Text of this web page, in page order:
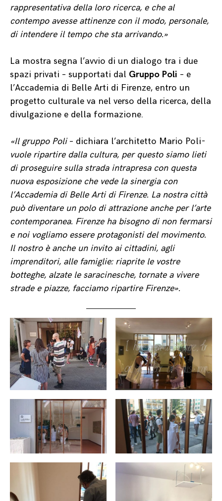
rappresentativa della loro ricerca, e che al
contempo avesse attinenze con il modo, personale,
di intendere il tempo che sta arrivando.»
La mostra segna l’avvio di un dialogo tra i due
spazi privati – supportati dal Gruppo Poli – e
l’Accademia di Belle Arti di Firenze, entro un
progetto culturale va nel verso della ricerca, della
divulgazione e della formazione.
«Il gruppo Poli– dichiara l’architetto Mario Poli-
vuole ripartire dalla cultura, per questo siamo lieti
di proseguire sulla strada intrapresa con questa
nuova esposizione che vede la sinergia con
l’Accademia di Belle Arti di Firenze. La nostra città
può diventare un polo di attrazione anche per l’arte
contemporanea. Firenze ha bisogno di non fermarsi
e noi vogliamo essere protagonisti del movimento.
Il nostro è anche un invito ai cittadini, agli
imprenditori, alle famiglie: riaprite le vostre
botteghe, alzate le saracinesche, tornate a vivere
strade e piazze, facciamo ripartire Firenze».